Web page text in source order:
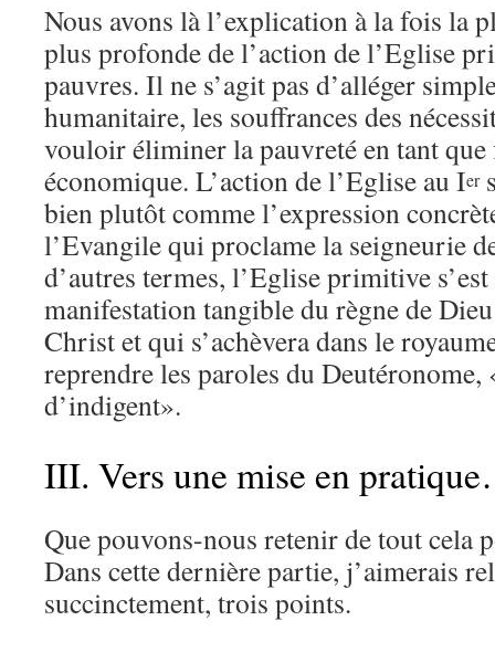
Nous avons là l’explication à la fois la
plus profonde de l’action de l’Eglise
pauvres. Il ne s’agit pas d’alléger
humanitaire, les souffrances des
vouloir éliminer la pauvreté en tant
économique. L’action de l’Eglise au Ier
bien plutôt comme l’expression
l’Evangile qui proclame la seigneurie
d’autres termes, l’Eglise primitive
manifestation tangible du règne de
Christ et qui s’achèvera dans le
reprendre les paroles du Deutéronome,
d’indigent».
III. Vers une mise en
Que pouvons-nous retenir de tout cela
Dans cette dernière partie, j’aimerais
succinctement, trois points.